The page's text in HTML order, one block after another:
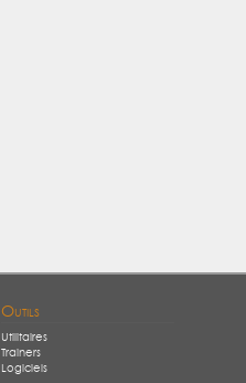
Outils
Utilitaires
Trainers
Logiciels